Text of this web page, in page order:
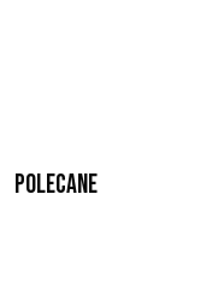
Polecane